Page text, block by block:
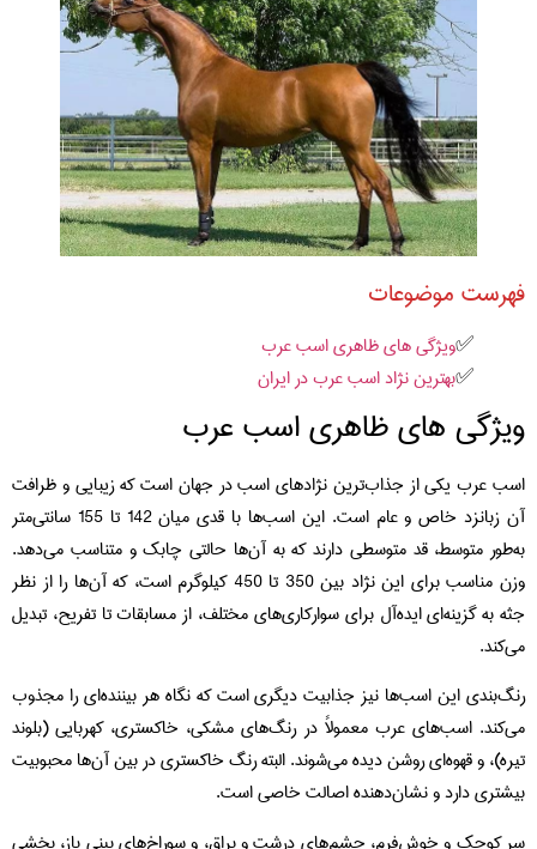
فهرست موضوعات
ویژگی های ظاهری اسب عرب
بهترین نژاد اسب عرب در ایران
ویژگی های ظاهری اسب عرب
اسب عرب یکی از جذاب‌ترین نژادهای اسب در جهان است که زیبایی و ظرافت
آن زبانزد خاص و عام است. این اسب‌ها با قدی میان 142 تا 155 سانتی‌متر
به‌طور متوسط، قد متوسطی دارند که به آن‌ها حالتی چابک و متناسب می‌دهد.
وزن مناسب برای این نژاد بین 350 تا 450 کیلوگرم است، که آن‌ها را از نظر
جثه به گزینه‌ای ایده‌آل برای سوارکاری‌های مختلف، از مسابقات تا تفریح، تبدیل
می‌کند.
رنگ‌بندی این اسب‌ها نیز جذابیت دیگری است که نگاه هر بیننده‌ای را مجذوب
می‌کند. اسب‌های عرب معمولاً در رنگ‌های مشکی، خاکستری، کهربایی (بلوند
تیره)، و قهوه‌ای روشن دیده می‌شوند. البته رنگ خاکستری در بین آن‌ها محبوبیت
بیشتری دارد و نشان‌دهنده اصالت خاصی است.